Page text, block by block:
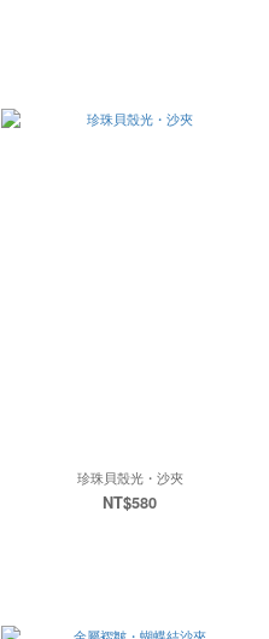
珍珠貝殼光・沙夾
NT$580